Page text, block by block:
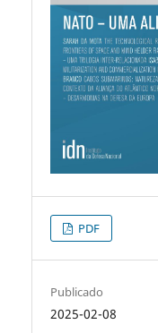
PDF
Publicado
2025-02-08